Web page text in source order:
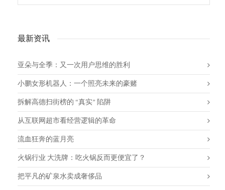
最新资讯
亚朵与全季：又一次用户思维的胜利
小鹏女形机器人：一个照亮未来的豪赌
拆解高德扫街榜的 “真实” 陷阱
从互联网超市看经营逻辑的革命
流血狂奔的蓝月亮
火锅行业 大洗牌：吃火锅反而更便宜了？
把平凡的矿泉水卖成奢侈品